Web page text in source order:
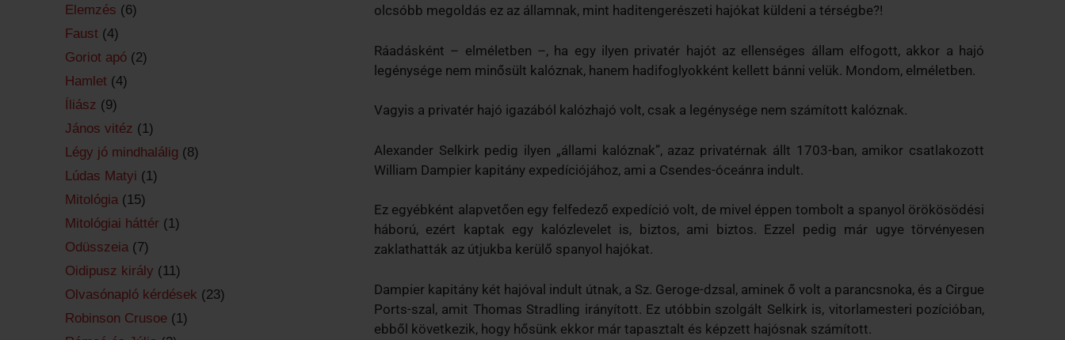
olcsóbb megoldás ez az államnak, mint haditengerészeti hajókat küldeni a térségbe?!
Ráadásként – elméletben –, ha egy ilyen privatér hajót az ellenséges állam elfogott, akkor a hajó
legénysége nem minősült kalóznak, hanem hadifoglyokként kellett bánni velük. Mondom, elméletben.
Vagyis a privatér hajó igazából kalózhajó volt, csak a legénysége nem számított kalóznak.
Alexander Selkirk pedig ilyen „állami kalóznak”, azaz privatérnak állt 1703-ban, amikor csatlakozott
William Dampier kapitány expedíciójához, ami a Csendes-óceánra indult.
Ez egyébként alapvetően egy felfedező expedíció volt, de mivel éppen tombolt a spanyol örökösödési
háború, ezért kaptak egy kalózlevelet is, biztos, ami biztos. Ezzel pedig már ugye törvényesen
zaklathatták az útjukba kerülő spanyol hajókat.
Dampier kapitány két hajóval indult útnak, a Sz. Geroge-dzsal, aminek ő volt a parancsnoka, és a Cirgue
Ports-szal, amit Thomas Stradling irányított. Ez utóbbin szolgált Selkirk is, vitorlamesteri pozícióban,
ebből következik, hogy hősünk ekkor már tapasztalt és képzett hajósnak számított.
Elemzés (6)
Faust (4)
Goriot apó (2)
Hamlet (4)
Íliász (9)
János vitéz (1)
Légy jó mindhalálig (8)
Lúdas Matyi (1)
Mitológia (15)
Mitológiai háttér (1)
Odüsszeia (7)
Oidipusz király (11)
Olvasónapló kérdések (23)
Robinson Crusoe (1)